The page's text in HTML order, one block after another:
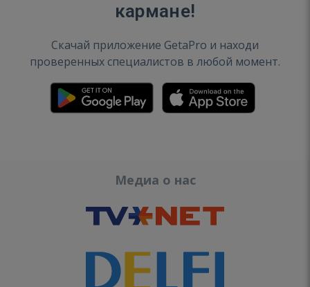
кармане!
Скачай приложение GetaPro и находи
проверенных специалистов в любой момент.
Медиа о нас